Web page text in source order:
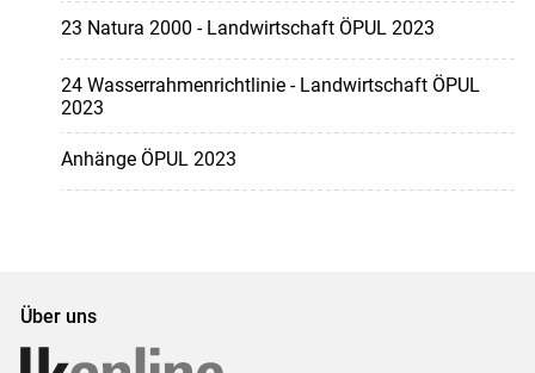
23 Natura 2000 - Landwirtschaft ÖPUL 2023
24 Wasserrahmenrichtlinie - Landwirtschaft ÖPUL
2023
Anhänge ÖPUL 2023
Über uns